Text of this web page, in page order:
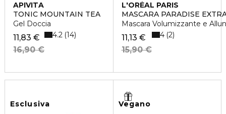
APIVITA
TONIC MOUNTAIN TEA
Gel Doccia
11,83 €
16,90 €
4.2 14
L'ORÉAL PARIS
MASCARA PARADISE
Mascara Volumizzante e
11,13 €
15,90 €
4 2
Esclusiva Vegano